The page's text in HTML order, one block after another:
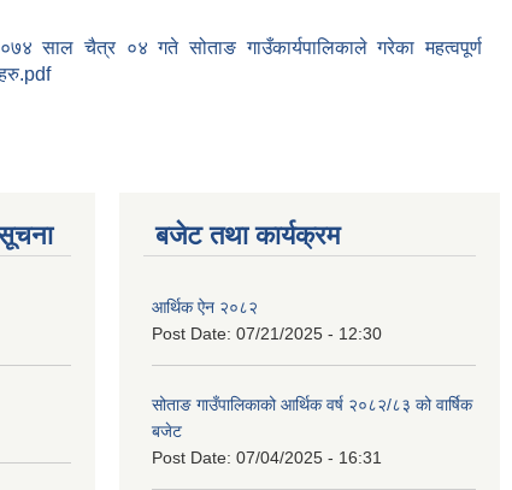
साल चैत्र ०४ गते सोताङ गाउँकार्यपालिकाले गरेका महत्वपूर्ण
बजेट तथा कार्यक्रम
आर्थिक ऐन २०८२
Post Date: 07/21/2025 - 12:30
सोताङ गाउँपालिकाको आर्थिक वर्ष २०८२/८३ को वार्षिक
बजेट
Post Date: 07/04/2025 - 16:31